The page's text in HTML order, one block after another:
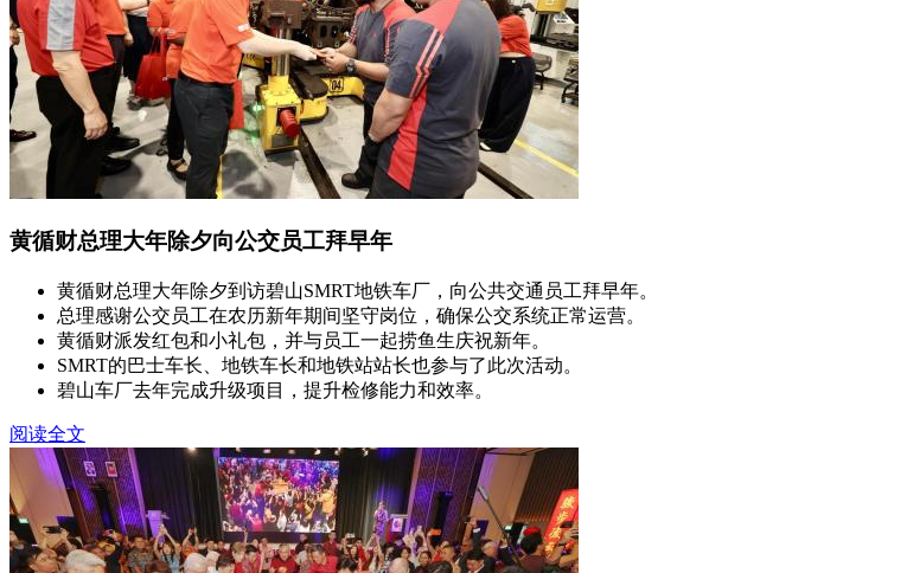
黄循财总理大年除夕向公交员工拜早年
黄循财总理大年除夕到访碧山SMRT地铁车厂，向公共交通员工拜早年。
总理感谢公交员工在农历新年期间坚守岗位，确保公交系统正常运营。
黄循财派发红包和小礼包，并与员工一起捞鱼生庆祝新年。
SMRT的巴士车长、地铁车长和地铁站站长也参与了此次活动。
碧山车厂去年完成升级项目，提升检修能力和效率。
阅读全文